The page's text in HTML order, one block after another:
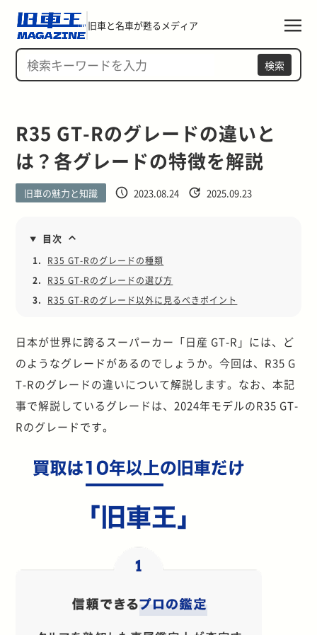
旧車と名車が甦るメディア
検索
R35 GT-Rのグレードの違いと
は？各グレードの特徴を解説
旧車の魅力と知識 2023.08.24 2025.09.23
目次
1.
R35 GT-Rのグレードの種類
2.
R35 GT-Rのグレードの選び方
3.
R35 GT-Rのグレード以外に見るべきポイント
日本が世界に誇るスーパーカー「日産 GT-R」には、ど
のようなグレードがあるのでしょうか。今回は、R35 G
T-Rのグレードの違いについて解説します。なお、本記
事で解説しているグレードは、2024年モデルのR35 GT-
Rのグレードです。